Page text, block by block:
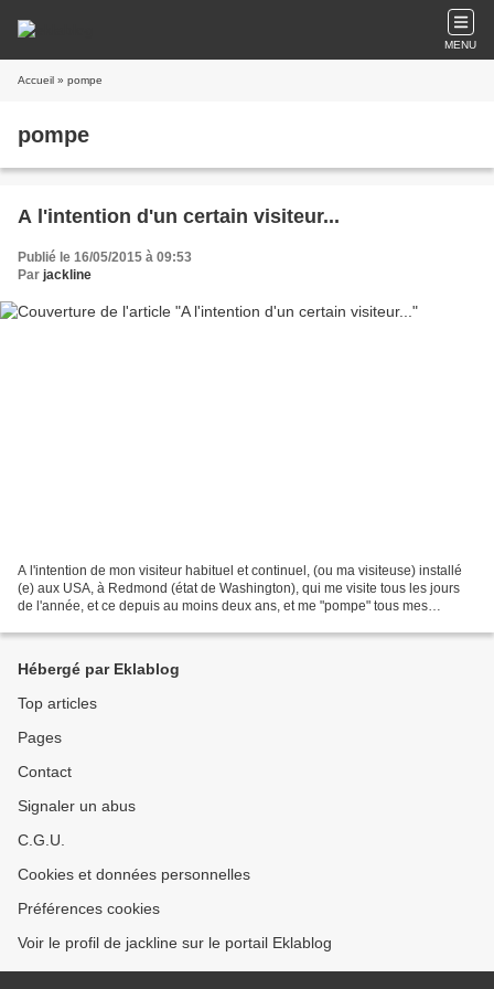
MENU
Accueil » pompe
pompe
A l'intention d'un certain visiteur...
Publié le 16/05/2015 à 09:53
Par jackline
A l'intention de mon visiteur habituel et continuel, (ou ma visiteuse) installé
(e) aux USA, à Redmond (état de Washington), qui me visite tous les jours
de l'année, et ce depuis au moins deux ans, et me "pompe" tous mes
Hébergé par Eklablog
Top articles
Pages
Contact
Signaler un abus
C.G.U.
Cookies et données personnelles
Préférences cookies
Voir le profil de jackline sur le portail Eklablog